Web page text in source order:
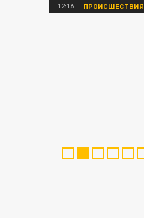
12:16 ПРОИСШЕСТВИЯ